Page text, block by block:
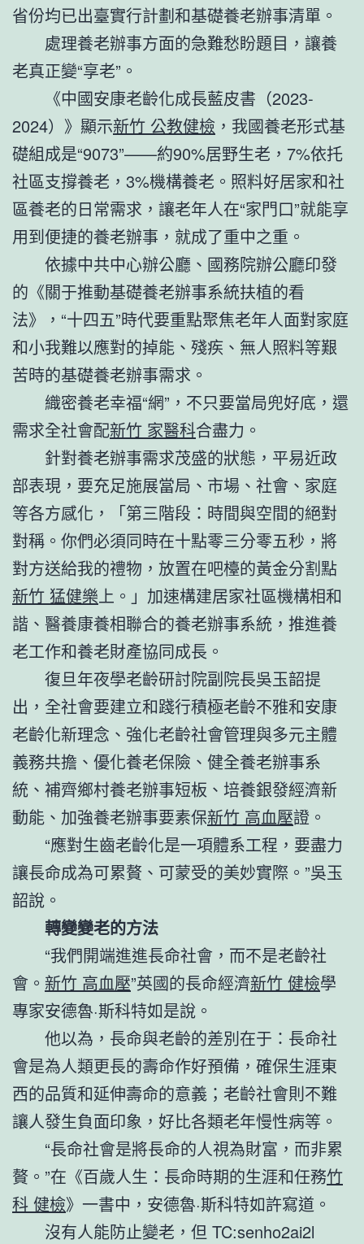
省份均已出臺實行計劃和基礎養老辦事清單。
處理養老辦事方面的急難愁盼題目，讓養
老真正變“享老”。
《中國安康老齡化成長藍皮書（2023-
2024）》顯示新竹 公教健檢 ，我國養老形式基
礎組成是“9073”——約90%居野生老，7%依托
社區支撐養老，3%機構養老。照料好居家和社
區養老的日常需求，讓老年人在“家門口”就能享
用到便捷的養老辦事，就成了重中之重。
依據中共中心辦公廳、國務院辦公廳印發
的《關于推動基礎養老辦事系統扶植的看
法》，“十四五”時代要重點聚焦老年人面對家庭
和小我難以應對的掉能、殘疾、無人照料等艱
苦時的基礎養老辦事需求。
織密養老幸福“網”，不只要當局兜好底，還
需求全社會配新竹 家醫科合盡力。
針對養老辦事需求茂盛的狀態，平易近政
部表現，要充足施展當局、市場、社會、家庭
等各方感化，「第三階段：時間與空間的絕對
對稱。你們必須同時在十點零三分零五秒，將
對方送給我的禮物，放置在吧檯的黃金分割點
新竹 猛健樂 上。」加速構建居家社區機構相和
諧、醫養康養相聯合的養老辦事系統，推進養
老工作和養老財產協同成長。
復旦年夜學老齡研討院副院長吳玉韶提
出，全社會要建立和踐行積極老齡不雅和安康
老齡化新理念、強化老齡社會管理與多元主體
義務共擔、優化養老保險、健全養老辦事系
統、補齊鄉村養老辦事短板、培養銀發經濟新
動能、加強養老辦事要素保新竹 高血壓證。
“應對生齒老齡化是一項體系工程，要盡力
讓長命成為可累贅、可蒙受的美妙實際。”吳玉
韶說。
轉變變老的方法
“我們開端進進長命社會，而不是老齡社
會。 新竹 高血壓”英國的長命經濟新竹 健檢學
專家安德魯·斯科特如是說。
他以為，長命與老齡的差別在于：長命社
會是為人類更長的壽命作好預備，確保生涯東
西的品質和延伸壽命的意義；老齡社會則不難
讓人發生負面印象，好比各類老年慢性病等。
“長命社會是將長命的人視為財富，而非累
贅。”在《百歲人生：長命時期的生涯和任務竹
科 健檢》一書中，安德魯·斯科特如許寫道。
沒有人能防止變老，但 TC:senho2ai2l